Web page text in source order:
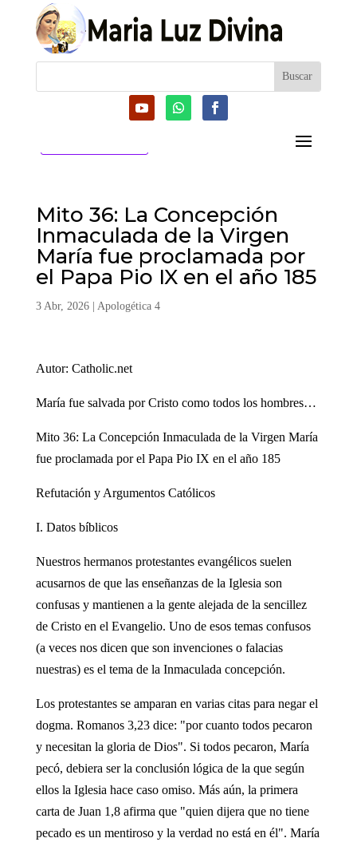
Mito 36: La Concepción
Inmaculada de la Virgen
María fue proclamada por
el Papa Pio IX en el año 185
3 Abr, 2026| Apologética 4
Autor: Catholic.net
María fue salvada por Cristo como todos los hombres…
Mito 36: La Concepción Inmaculada de la Virgen María
fue proclamada por el Papa Pio IX en el año 185
Refutación y Argumentos Católicos
I. Datos bíblicos
Nuestros hermanos protestantes evangélicos suelen
acusarnos de que las enseñanzas de la Iglesia son
confusas y mantienen a la gente alejada de la sencillez
de Cristo en el Evangelio. Uno de esos temas confusos
(a veces nos dicen que son invenciones o falacias
nuestras) es el tema de la Inmaculada concepción.
Los protestantes se amparan en varias citas para negar el
dogma. Romanos 3,23 dice: "por cuanto todos pecaron
y necesitan la gloria de Dios". Si todos pecaron, María
pecó, debiera ser la conclusión lógica de la que según
ellos la Iglesia hace caso omiso. Más aún, la primera
carta de Juan 1,8 afirma que "quien dijera que no tiene
pecado es un mentiroso y la verdad no está en él". María